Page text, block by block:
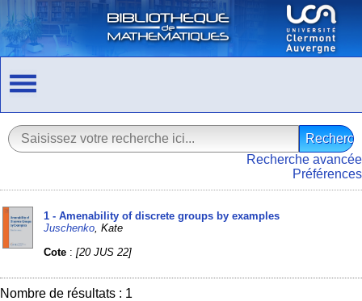
Recherche avancée
Préférences
1 - Amenability of discrete groups by examples
Juschenko , Kate
Cote :[20 JUS 22]
Nombre de résultats : 1